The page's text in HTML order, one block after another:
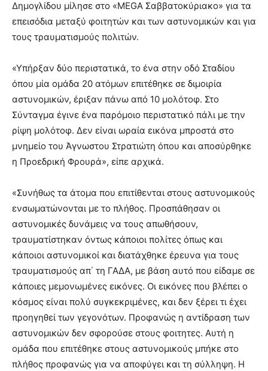
Δημογλίδου μίλησε στο «MEGA Σαββατοκύριακο» για τα
επεισόδια μεταξύ φοιτητών και των αστυνομικών και για
τους τραυματισμούς πολιτών.
«Υπήρξαν δύο περιστατικά, το ένα στην οδό Σταδίου
όπου μία ομάδα 20 ατόμων επιτέθηκε σε διμοιρία
αστυνομικών, έριξαν πάνω από 10 μολότοφ. Στο
Σύνταγμα έγινε ένα παρόμοιο περιστατικό πάλι με την
ρίψη μολότοφ. Δεν είναι ωραία εικόνα μπροστά στο
μνημείο του Άγνωστου Στρατιώτη όπου και αποσύρθηκε
η Προεδρική Φρουρά», είπε αρχικά.
«Συνήθως τα άτομα που επιτίθενται στους αστυνομικούς
ενσωματώνονται με το πλήθος. Προσπάθησαν οι
αστυνομικές δυνάμεις να τους απωθήσουν,
τραυματίστηκαν όντως κάποιοι πολίτες όπως και
κάποιοι αστυνομικοί και διατάχθηκε έρευνα για τους
τραυματισμούς απ΄ τη ΓΑΔΑ, με βάση αυτό που είδαμε σε
κάποιες μεμονωμένες εικόνες. Οι εικόνες που βλέπει ο
κόσμος είναι πολύ συγκεκριμένες, και δεν ξέρει τι έχει
προηγηθεί των γεγονότων. Προφανώς η αντίδραση των
αστυνομικών δεν σφορούσε στους φοιτητες. Αυτή η
ομάδα που επιτέθηκε στους αστυνομικούς μπήκε στο
πλήθος προφανώς για να αποφύγει και τη σύλληψη. Η